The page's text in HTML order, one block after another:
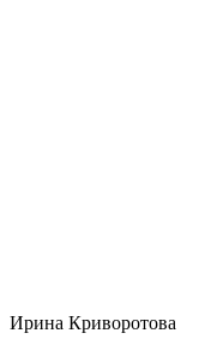
Ирина Криворотова